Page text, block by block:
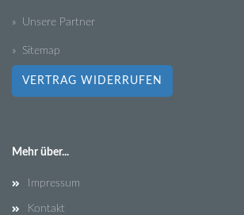
» Unsere Partner
» Sitemap
VERTRAG WIDERRUFEN
Mehr über...
Impressum
Kontakt